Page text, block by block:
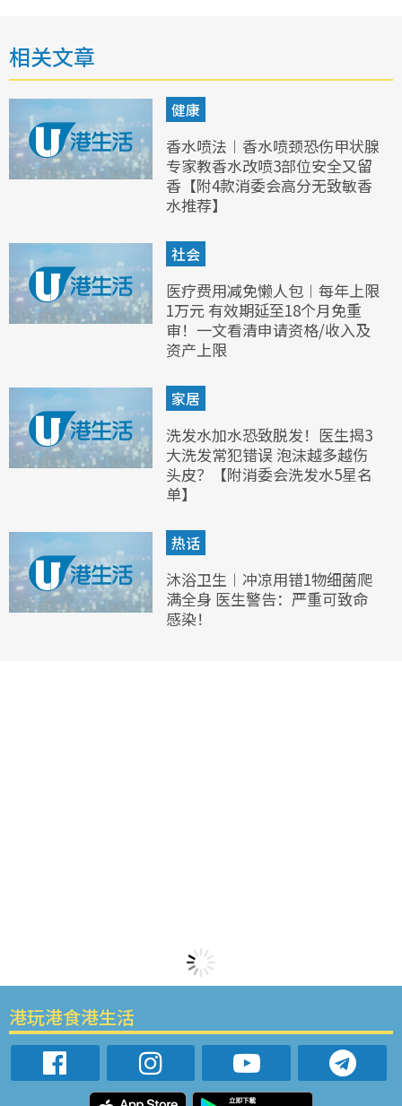
相关文章
健康
香水喷法︱香水喷颈恐伤甲状腺
专家教香水改喷3部位安全又留
香【附4款消委会高分无致敏香
水推荐】
社会
医疗费用减免懒人包︱每年上限
1万元 有效期延至18个月免重
审！一文看清申请资格/收入及
资产上限
家居
洗发水加水恐致脱发！医生揭3
大洗发常犯错误 泡沫越多越伤
头皮？【附消委会洗发水5星名
单】
热话
沐浴卫生︱冲凉用错1物细菌爬
满全身 医生警告：严重可致命
感染！
港玩港食港生活